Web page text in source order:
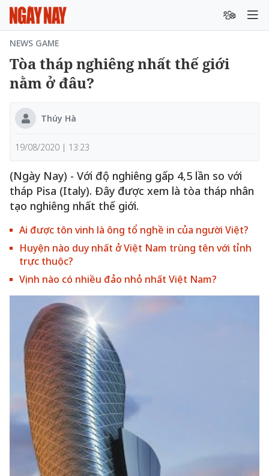
NEWS GAME
Tòa tháp nghiêng nhất thế giới
nằm ở đâu?
Thúy Hà
19/08/2020 | 13:23
(Ngày Nay) - Với độ nghiêng gấp 4,5 lần so với
tháp Pisa (Italy). Đây được xem là tòa tháp nhân
tạo nghiêng nhất thế giới.
Ai được tôn vinh là ông tổ nghề in của người Việt?
Huyện nào duy nhất ở Việt Nam trùng tên với tỉnh
trực thuộc?
Vịnh nào có nhiều đảo nhỏ nhất Việt Nam?